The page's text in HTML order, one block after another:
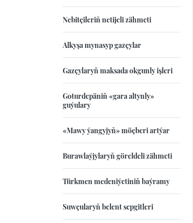
Nebitçileriň netijeli zähmeti
Alkyşa mynasyp gazçylar
Gazçylaryň maksada okgunly işleri
Goturdepäniň «gara altynly»
guýulary
«Mawy ýangyjyň» möçberi artýar
Burawlaýjylaryň göreldeli zähmeti
Türkmen medeniýetiniň baýramy
Suwçularyň belent sepgitleri